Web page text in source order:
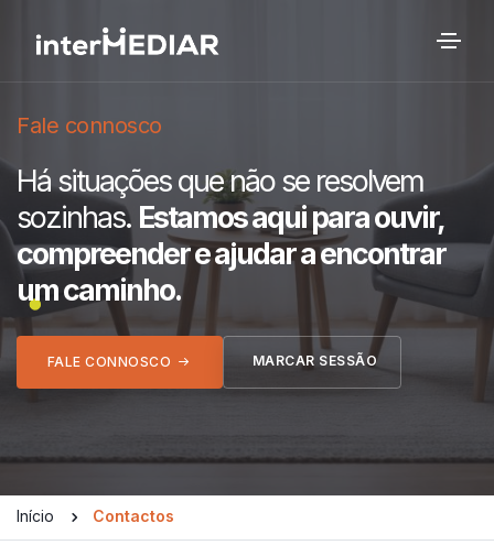
Fale connosco
Há situações que não se resolvem
sozinhas. Estamos aqui para ouvir,
compreender e ajudar a encontrar
um caminho.
FALE CONNOSCO MARCAR SESSÃO
Início Contactos